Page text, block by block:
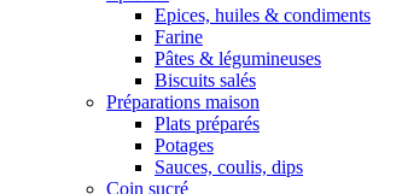
Epices, huiles & condiments
Farine
Pâtes & légumineuses
Biscuits salés
Préparations maison
Plats préparés
Potages
Sauces, coulis, dips
Coin sucré